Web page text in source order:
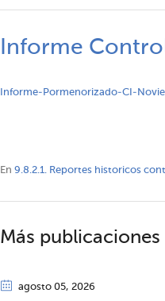
Informe
Informe-Pormenorizado-CI-
En 9.8.2.1. Reportes historicos
Más publicaciones
agosto 05, 2026